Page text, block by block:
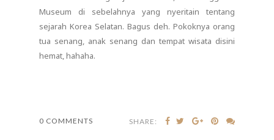
Museum di sebelahnya yang nyeritain tentang
sejarah Korea Selatan. Bagus deh. Pokoknya orang
tua senang, anak senang dan tempat wisata disini
hemat, hahaha.
0 COMMENTS SHARE: